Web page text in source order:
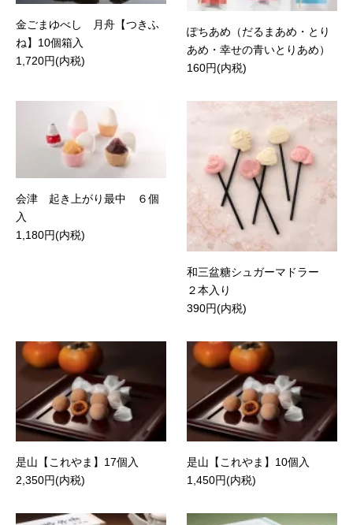
金ごまゆべし 月舟【つきふ
ね】10個箱入
1,720円(内税)
ぽちあめ（だるまあめ・とり
あめ・幸せの青いとりあめ）
160円(内税)
会津 起き上がり最中 ６個
入
1,180円(内税)
和三盆糖シュガーマドラー
２本入り
390円(内税)
是山【これやま】17個入
2,350円(内税)
是山【これやま】10個入
1,450円(内税)